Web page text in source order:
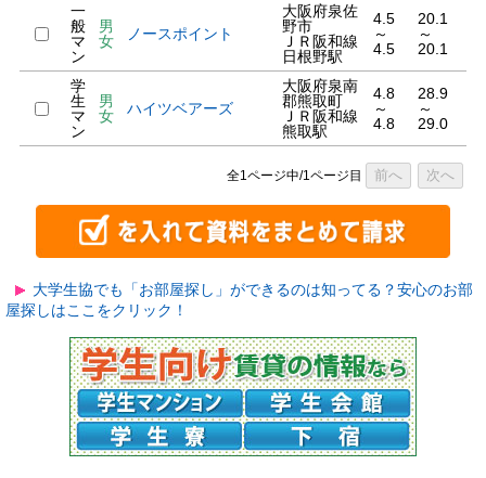
一
般
マ
ン
男
女
ノースポイント
大阪府泉佐
野市
ＪＲ阪和線
日根野駅
4.5
～
4.5
20.1
～
20.1
学
生
マ
ン
男
女
ハイツベアーズ
大阪府泉南
郡熊取町
ＪＲ阪和線
熊取駅
4.8
～
4.8
28.9
～
29.0
全1ページ中/1ページ目 前へ 次へ
大学生協でも「お部屋探し」ができるのは知ってる？安心のお部
屋探しはここをクリック！